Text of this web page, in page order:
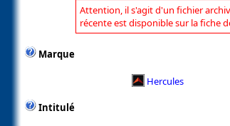
Attention, il s'agit d'un fichier
récente est disponible sur la fiche
Marque
Hercules
Intitulé